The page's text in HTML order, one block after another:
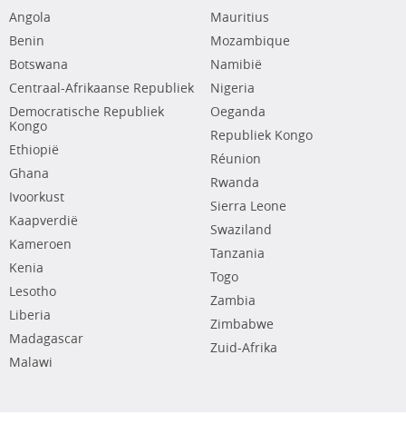
Angola
Benin
Botswana
Centraal-Afrikaanse Republiek
Democratische Republiek
Kongo
Ethiopië
Ghana
Ivoorkust
Kaapverdië
Kameroen
Kenia
Lesotho
Liberia
Madagascar
Malawi
Mauritius
Mozambique
Namibië
Nigeria
Oeganda
Republiek Kongo
Réunion
Rwanda
Sierra Leone
Swaziland
Tanzania
Togo
Zambia
Zimbabwe
Zuid-Afrika